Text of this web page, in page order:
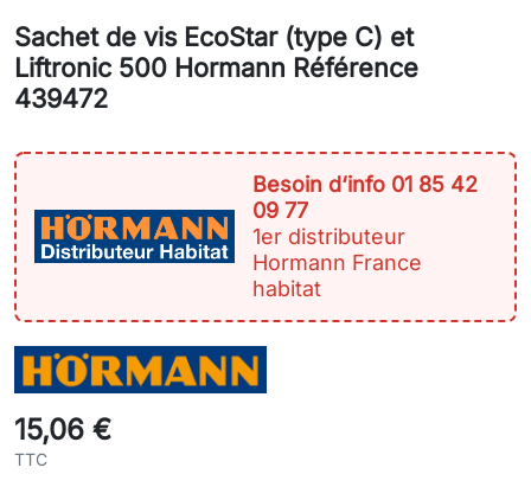
Sachet de vis EcoStar (type C) et
Liftronic 500 Hormann Référence
439472
Besoin d‘info 01 85 42
09 77
1er distributeur
Hormann France
habitat
15,06 €
TTC